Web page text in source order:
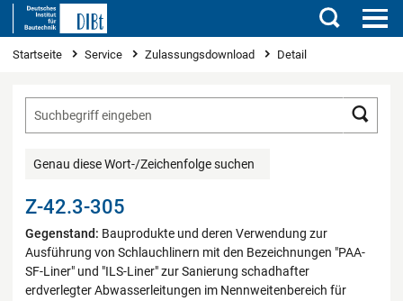
Suchen
Sie sind hier
Startseite Service Zulassungsdownload Detail
Genau diese Wort-/Zeichenfolge suchen
Z-42.3-305
Gegenstand: Bauprodukte und deren Verwendung zur
Ausführung von Schlauchlinern mit den Bezeichnungen "PAA-
SF-Liner" und "ILS-Liner" zur Sanierung schadhafter
erdverlegter Abwasserleitungen im Nennweitenbereich für